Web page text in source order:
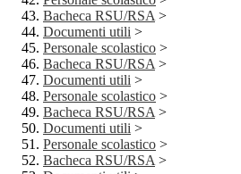
Bacheca RSU/RSA >
Documenti utili >
Personale scolastico >
Bacheca RSU/RSA >
Documenti utili >
Personale scolastico >
Bacheca RSU/RSA >
Documenti utili >
Personale scolastico >
Bacheca RSU/RSA >